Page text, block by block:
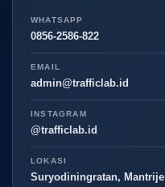
WHATSAPP
0856-2586-822
EMAIL
admin@trafficlab.id
INSTAGRAM
@trafficlab.id
LOKASI
Suryodiningratan,